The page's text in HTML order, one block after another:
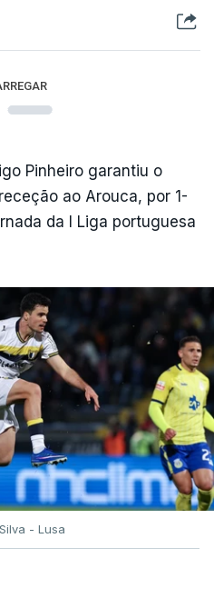
Pinheiro garantiu o
ao Arouca, por 1-
da I Liga portuguesa
- Lusa